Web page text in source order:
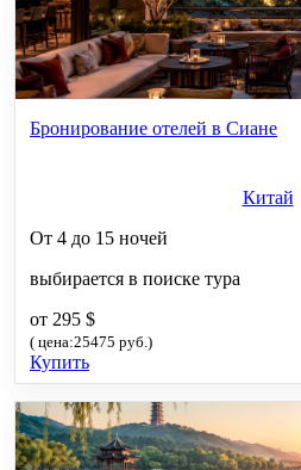
Бронирование отелей в Сиане
Китай
От 4 до 15 ночей
выбирается в поиске тура
от 295 $
( цена:25475 руб.)
Купить